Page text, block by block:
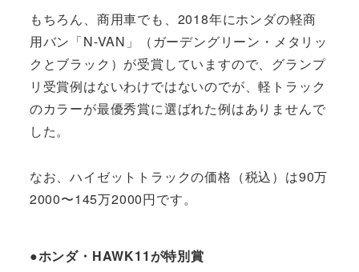
もちろん、商用車でも、2018年にホンダの軽商
用バン「N-VAN」（ガーデングリーン・メタリッ
クとブラック）が受賞していますので、グランプ
リ受賞例はないわけではないのでが、軽トラック
のカラーが最優秀賞に選ばれた例はありませんで
した。
なお、ハイゼットトラックの価格（税込）は90万
2000〜145万2000円です。
●ホンダ・HAWK11が特別賞